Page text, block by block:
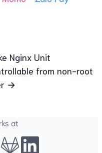
Nginx Unit
from non-root
→
at